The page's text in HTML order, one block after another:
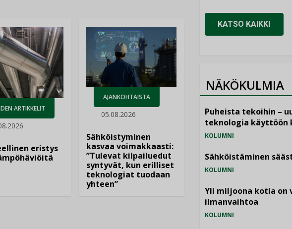
ARTIKKELIT
eristys
AJANKOHTAISTA
05.08.2026
Sähköistyminen
kasvaa voimakkaasti:
”Tulevat kilpailuedut
syntyvät, kun erilliset
teknologiat tuodaan
yhteen”
KATSO KAIKKI
NÄKÖKULMIA
Puheista tekoihin –
teknologia käyttöön
KOLUMNI
Sähköistäminen
KOLUMNI
Yli miljoona kotia on
ilmanvaihtoa
KOLUMNI